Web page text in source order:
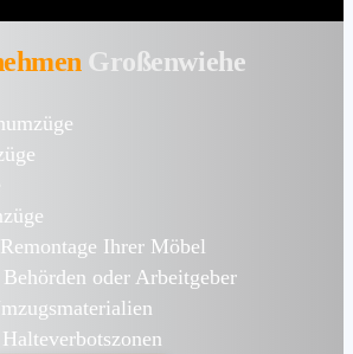
Großenwiehe
Remontage Ihrer Möbel
Behörden oder Arbeitgeber